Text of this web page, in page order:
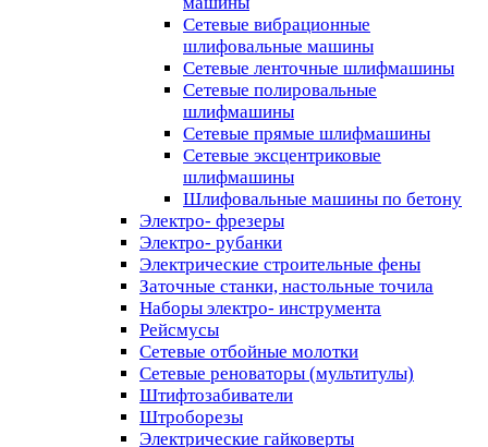
Сетевые вибрационные
шлифовальные машины
Сетевые ленточные шлифмашины
Сетевые полировальные
шлифмашины
Сетевые прямые шлифмашины
Сетевые эксцентриковые
шлифмашины
Шлифовальные машины по бетону
Электро- фрезеры
Электро- рубанки
Электрические строительные фены
Заточные станки, настольные точила
Наборы электро- инструмента
Рейсмусы
Сетевые отбойные молотки
Сетевые реноваторы (мультитулы)
Штифтозабиватели
Штроборезы
Электрические гайковерты